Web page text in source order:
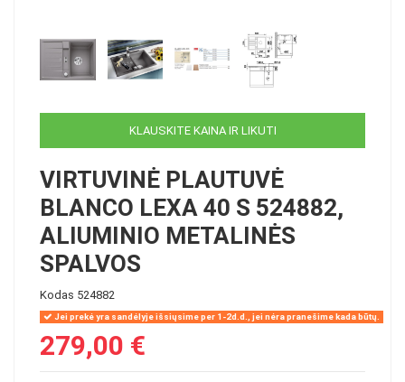
KLAUSKITE KAINA IR LIKUTI
VIRTUVINĖ PLAUTUVĖ
BLANCO LEXA 40 S 524882,
ALIUMINIO METALINĖS
SPALVOS
Kodas 524882
Jei prekė yra sandėlyje išsiųsime per 1-2d.d., jei nėra pranešime kada būtų.
279,00 €